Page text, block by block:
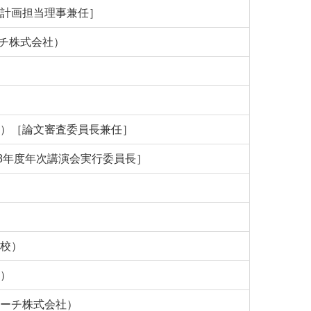
画担当理事兼任］
株式会社）
［論文審査委員長兼任］
度年次講演会実行委員長］
）
チ株式会社）